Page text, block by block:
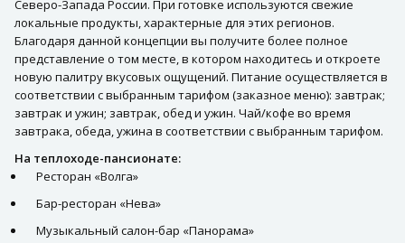
Северо-Запада России. При готовке используются свежие
локальные продукты, характерные для этих регионов.
Благодаря данной концепции вы получите более полное
представление о том месте, в котором находитесь и откроете
новую палитру вкусовых ощущений. Питание осуществляется в
соответствии с выбранным тарифом (заказное меню): завтрак;
завтрак и ужин; завтрак, обед и ужин. Чай/кофе во время
завтрака, обеда, ужина в соответствии с выбранным тарифом.
На теплоходе-пансионате:
Ресторан «Волга»
Бар-ресторан «Нева»
Музыкальный салон-бар «Панорама»